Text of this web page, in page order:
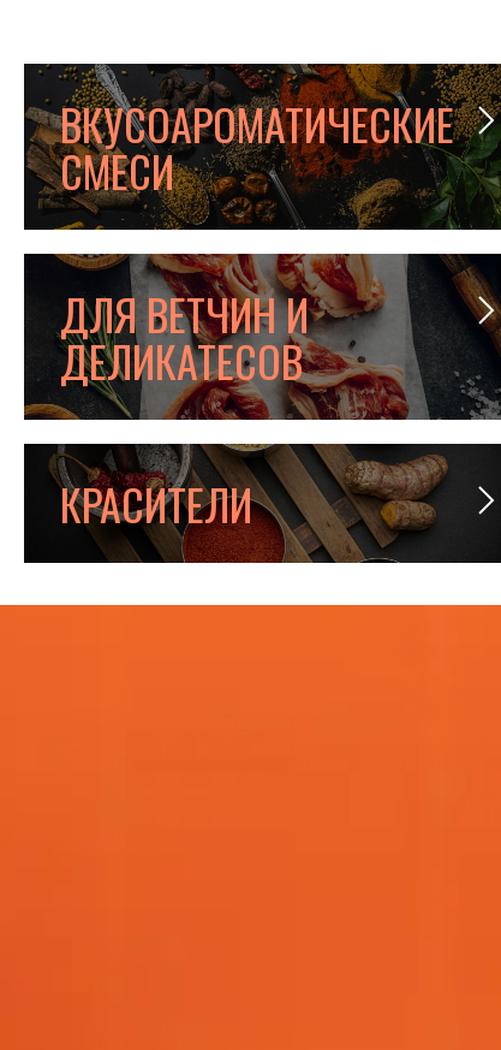
ВКУСОАРОМАТИЧЕСКИЕ
СМЕСИ
ДЛЯ ВЕТЧИН И
ДЕЛИКАТЕСОВ
КРАСИТЕЛИ